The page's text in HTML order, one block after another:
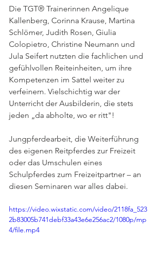
Die TGT® Trainerinnen Angelique
Kallenberg, Corinna Krause, Martina
Schlömer, Judith Rosen, Giulia
Colopietro, Christine Neumann und
Jula Seifert nutzten die fachlichen und
gefühlvollen Reiteinheiten, um ihre
Kompetenzen im Sattel weiter zu
verfeinern. Vielschichtig war der
Unterricht der Ausbilderin, die stets
jeden „da abholte, wo er ritt"!
Jungpferdearbeit, die Weiterführung
des eigenen Reitpferdes zur Freizeit
oder das Umschulen eines
Schulpferdes zum Freizeitpartner – an
diesen Seminaren war alles dabei.
https://video.wixstatic.com/video/2118fa_523
2b83005b741debf33a43e6e256ac2/1080p/mp
4/file.mp4